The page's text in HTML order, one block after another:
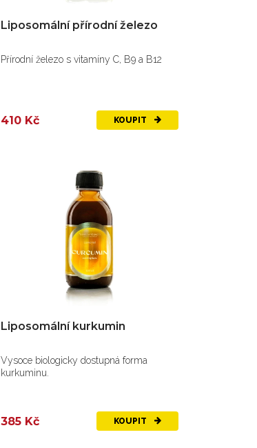
Liposomální přírodní železo
Přírodní železo s vitamíny C, B9 a B12
410 Kč KOUPIT
Liposomální kurkumin
Vysoce biologicky dostupná forma
kurkuminu.
385 Kč KOUPIT